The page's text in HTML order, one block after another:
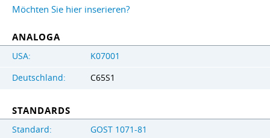
Möchten Sie hier inserieren?
ANALOGA
USA:
K07001
Deutschland:
C65S1
STANDARDS
Standard:
GOST 1071-81